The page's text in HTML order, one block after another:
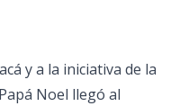
y a la iniciativa de la
Noel llegó al